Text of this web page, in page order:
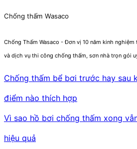
Chống thấm Wasaco
Chống Thấm Wasaco - Đơn vị 10 năm kinh
và dịch vụ thi công chống thấm, sơn nhà trọn gói
Chống thấm bể bơi trước hay sau
điểm nào thích hợp
Vì sao hồ bơi chống thấm xong
hiệu quả